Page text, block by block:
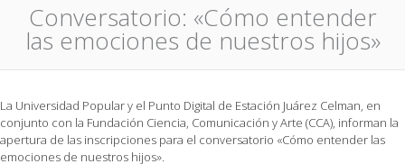
Conversatorio: «Cómo entender
las emociones de nuestros hijos»
La Universidad Popular y el Punto Digital de Estación Juárez Celman, en
conjunto con la Fundación Ciencia, Comunicación y Arte (CCA), informan la
apertura de las inscripciones para el conversatorio «Cómo entender las
emociones de nuestros hijos».